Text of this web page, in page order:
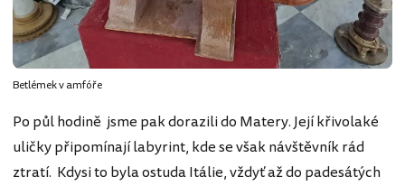
Betlémek v amfóře
Po půl hodině jsme pak dorazili do Matery. Její křivolaké
uličky připomínají labyrint, kde se však návštěvník rád
ztratí. Kdysi to byla ostuda Itálie, vždyť až do padesátých